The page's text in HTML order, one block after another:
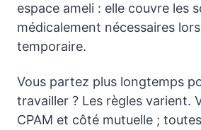
espace ameli : elle couvre les
médicalement nécessaires lors
temporaire.
Vous partez plus longtemps
travailler ? Les règles varient.
CPAM et côté mutuelle ;